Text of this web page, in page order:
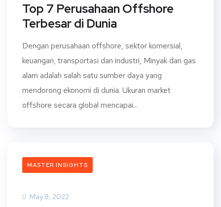
Top 7 Perusahaan Offshore
Terbesar di Dunia
Dengan perusahaan offshore, sektor komersial,
keuangan, transportasi dan industri, Minyak dan gas
alam adalah salah satu sumber daya yang
mendorong ekonomi di dunia. Ukuran market
offshore secara global mencapai...
MASTER INSIGHTS
May 8, 2022